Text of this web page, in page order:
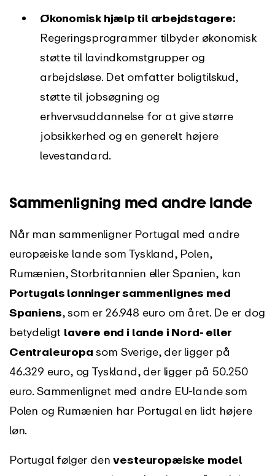
Økonomisk hjælp til arbejdstagere:
Regeringsprogrammer tilbyder økonomisk
støtte til lavindkomstgrupper og
arbejdsløse. Det omfatter boligtilskud,
støtte til jobsøgning og
erhvervsuddannelse for at give større
jobsikkerhed og en generelt højere
levestandard.
Sammenligning med andre lande
Når man sammenligner Portugal med andre
europæiske lande som Tyskland, Polen,
Rumænien, Storbritannien eller Spanien, kan
Portugals lønninger sammenlignes med
Spaniens, som er 26.948 euro om året. De er dog
betydeligt lavere end i lande i Nord- eller
Centraleuropa som Sverige, der ligger på
46.329 euro, og Tyskland, der ligger på 50.250
euro. Sammenlignet med andre EU-lande som
Polen og Rumænien har Portugal en lidt højere
løn.
Portugal følger denvesteuropæiske model